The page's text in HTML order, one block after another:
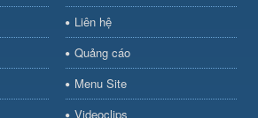
Liên hệ
Quảng cáo
Menu Site
Videoclips